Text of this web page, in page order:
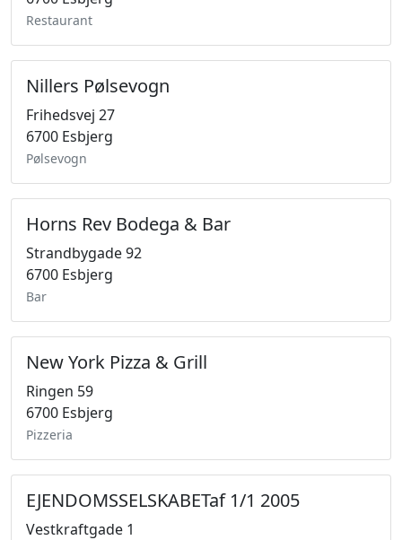
Restaurant
Nillers Pølsevogn
Frihedsvej 27
6700 Esbjerg
Pølsevogn
Horns Rev Bodega & Bar
Strandbygade 92
6700 Esbjerg
Bar
New York Pizza & Grill
Ringen 59
6700 Esbjerg
Pizzeria
EJENDOMSSELSKABETaf 1/1 2005
Vestkraftgade 1